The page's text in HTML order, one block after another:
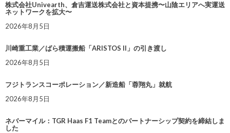
株式会社Univearth、倉吉運送株式会社と資本提携〜山陰エリアへ実運送
ネットワークを拡大〜
2026年8月5日
川崎重工業／ばら積運搬船「ARISTOS II」の引き渡し
2026年8月5日
フジトランスコーポレーション／新造船「蓉翔丸」就航
2026年8月5日
ネバーマイル：TGR Haas F1 Teamとのパートナーシップ契約を締結しま
した